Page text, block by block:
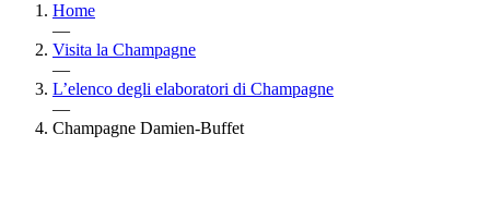
Home
—
Visita la Champagne
—
L’elenco degli elaboratori di Champagne
—
Champagne Damien-Buffet